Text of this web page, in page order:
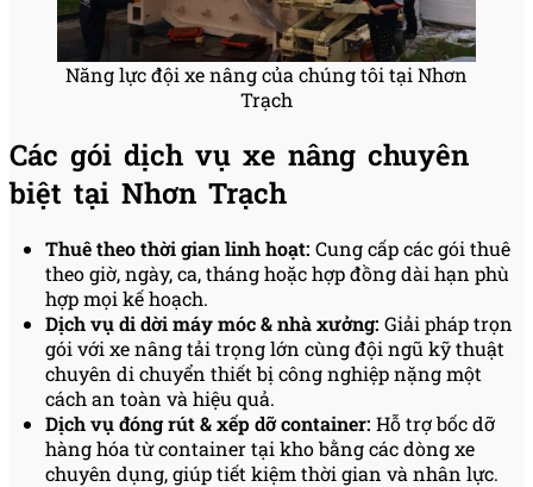
Năng lực đội xe nâng của chúng tôi tại Nhơn
Trạch
Các gói dịch vụ xe nâng chuyên
biệt tại Nhơn Trạch
Thuê theo thời gian linh hoạt: Cung cấp các gói thuê
theo giờ, ngày, ca, tháng hoặc hợp đồng dài hạn phù
hợp mọi kế hoạch.
Dịch vụ di dời máy móc & nhà xưởng: Giải pháp trọn
gói với xe nâng tải trọng lớn cùng đội ngũ kỹ thuật
chuyên di chuyển thiết bị công nghiệp nặng một
cách an toàn và hiệu quả.
Dịch vụ đóng rút & xếp dỡ container: Hỗ trợ bốc dỡ
hàng hóa từ container tại kho bằng các dòng xe
chuyên dụng, giúp tiết kiệm thời gian và nhân lực.